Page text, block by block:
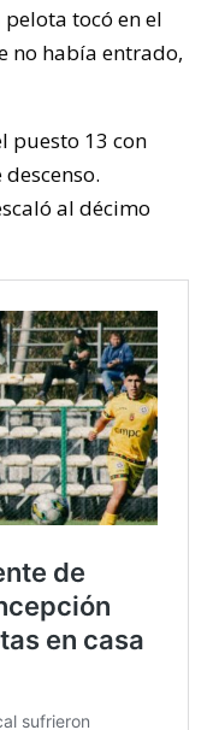
pelota tocó en el
no había entrado,
puesto 13 con
al décimo